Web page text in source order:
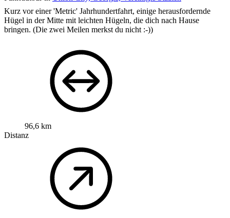
Kurz vor einer 'Metric' Jahrhundertfahrt, einige herausfordernde
Hügel in der Mitte mit leichten Hügeln, die dich nach Hause
bringen. (Die zwei Meilen merkst du nicht :-))
96,6 km
Distanz